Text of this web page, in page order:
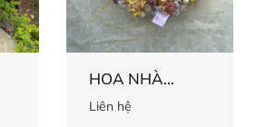
HOA NHÀ
HÀNG 10
Liên hệ